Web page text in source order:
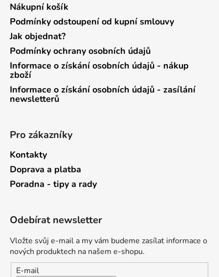
Nákupní košík
Podmínky odstoupení od kupní smlouvy
Jak objednat?
Podmínky ochrany osobních údajů
Informace o získání osobních údajů - nákup
zboží
Informace o získání osobních údajů - zasílání
newsletterů
Pro zákazníky
Kontakty
Doprava a platba
Poradna - tipy a rady
Odebírat newsletter
Vložte svůj e-mail a my vám budeme zasílat informace o
nových produktech na našem e-shopu.
E-mail